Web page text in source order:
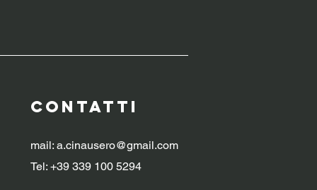
CONTATTI
mail: a.cinausero@gmail.com
Tel: +39 339 100 5294